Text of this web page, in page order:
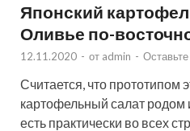
Японский
Оливье по-
12.11.2020 - от admin -
Считается, что прототипом
картофельный салат родом
есть практически во всех